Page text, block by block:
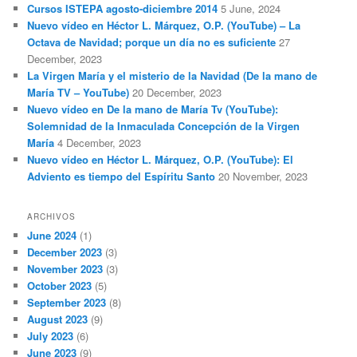
Cursos ISTEPA agosto-diciembre 2014 5 June, 2024
Nuevo vídeo en Héctor L. Márquez, O.P. (YouTube) – La
Octava de Navidad; porque un día no es suficiente 27
December, 2023
La Virgen María y el misterio de la Navidad (De la mano de
María TV – YouTube) 20 December, 2023
Nuevo vídeo en De la mano de María Tv (YouTube):
Solemnidad de la Inmaculada Concepción de la Virgen
María 4 December, 2023
Nuevo vídeo en Héctor L. Márquez, O.P. (YouTube): El
Adviento es tiempo del Espíritu Santo 20 November, 2023
ARCHIVOS
June 2024 (1)
December 2023 (3)
November 2023 (3)
October 2023 (5)
September 2023 (8)
August 2023 (9)
July 2023 (6)
June 2023 (9)